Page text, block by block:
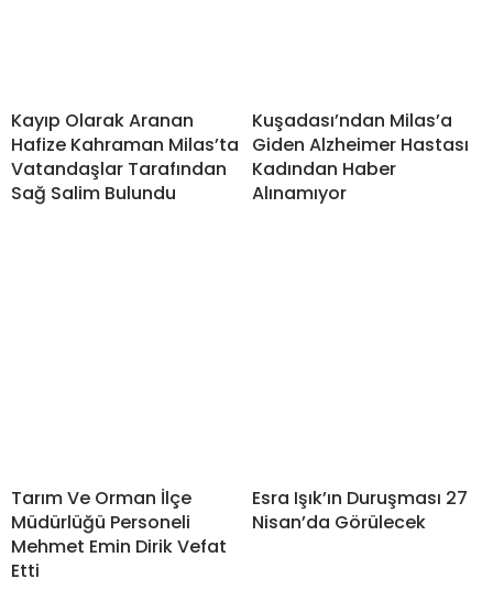
Kayıp Olarak Aranan
Hafize Kahraman Milas’ta
Vatandaşlar Tarafından
Sağ Salim Bulundu
Kuşadası’ndan Milas’a
Giden Alzheimer Hastası
Kadından Haber
Alınamıyor
Tarım Ve Orman İlçe
Müdürlüğü Personeli
Mehmet Emin Dirik Vefat
Etti
Esra Işık’ın Duruşması 27
Nisan’da Görülecek